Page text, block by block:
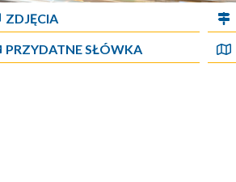
ZDJĘCIA
PRZYDATNE SŁÓWKA